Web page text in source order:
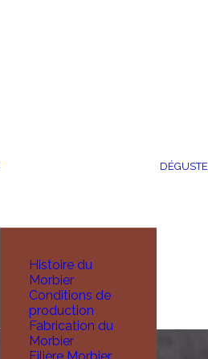
Histoire du
Morbier
Conditions de
production
Fabrication du
Morbier